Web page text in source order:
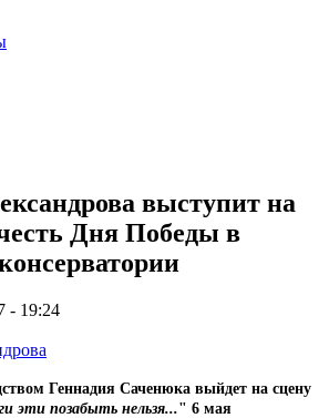
выступит на
Дня Победы в
- 19:24
Геннадия Саченюка выйдет на сцену
эти позабыть нельзя..." 6 мая